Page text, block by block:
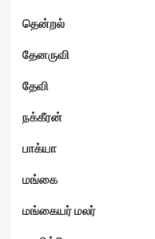
தென்றல்
தேனருவி
தேவி
நக்கீரன்
பாக்யா
மங்கை
மங்கையர் மலர்